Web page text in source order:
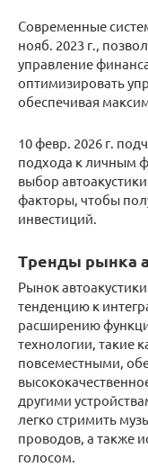
Современные
нояб. 2023 г.,
управление
оптимизировать
обеспечивая
10 февр. 2026 г.
подхода к личным
выбор
факторы, чтобы
инвестиций.
Тренды рынка
Рынок
тенденцию к
расширению
технологии, такие
повсеместными,
другими
легко стримить
проводов, а также
голосом.